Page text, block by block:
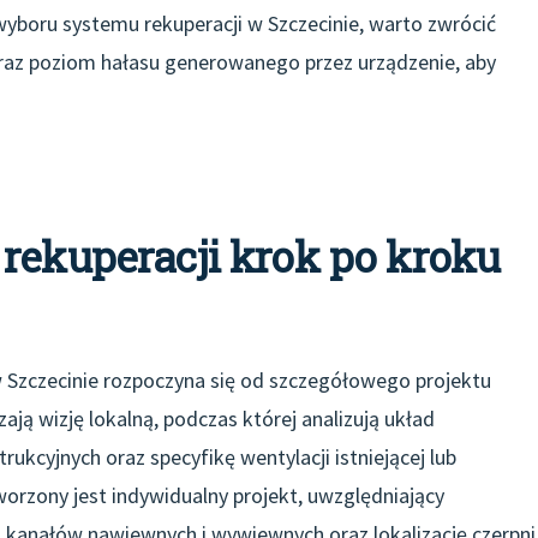
systemu rekuperacji w Szczecinie, warto zwrócić
poziom hałasu generowanego przez urządzenie, aby
krok po kroku
rozpoczyna się od szczegółowego projektu
wizję lokalną, podczas której analizują układ
oraz specyfikę wentylacji istniejącej lub
jest indywidualny projekt, uwzględniający